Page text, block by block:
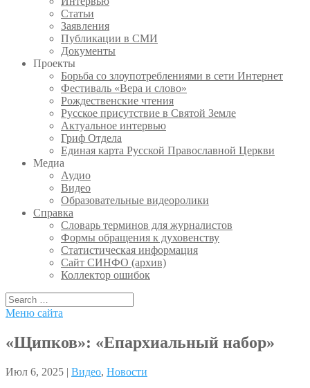
Статьи
Заявления
Публикации в СМИ
Документы
Проекты
Борьба со злоупотреблениями в сети Интернет
Фестиваль «Вера и слово»
Рождественские чтения
Русское присутствие в Святой Земле
Актуальное интервью
Гриф Отдела
Единая карта Русской Православной Церкви
Медиа
Аудио
Видео
Образовательные видеоролики
Справка
Словарь терминов для журналистов
Формы обращения к духовенству
Статистическая информация
Сайт СИНФО (архив)
Коллектор ошибок
Меню сайта
«Щипков»: «Епархиальный набор»
Июл 6, 2025 | Видео, Новости